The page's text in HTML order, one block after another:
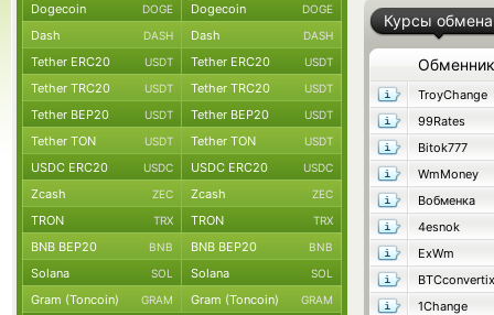
Курсы обмена
Обменник
TroyChange
99Rates
Bitok777
WmMoney
Вобменка
4esnok
ExWm
BTCconvertix
1Change
Dogecoin DOGE Dogecoin DOGE
Dash DASH Dash DASH
Tether ERC20 USDT Tether ERC20 USDT
Tether TRC20 USDT Tether TRC20 USDT
Tether BEP20 USDT Tether BEP20 USDT
Tether TON USDT Tether TON USDT
USDC ERC20 USDC USDC ERC20 USDC
Zcash ZEC Zcash ZEC
TRON TRX TRON TRX
BNB BEP20 BNB BNB BEP20 BNB
Solana SOL Solana SOL
Gram (Toncoin) GRAM Gram (Toncoin) GRAM